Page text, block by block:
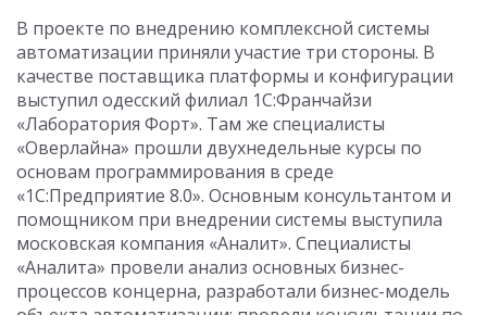
В проекте по внедрению комплексной системы
автоматизации приняли участие три стороны. В
качестве поставщика платформы и конфигурации
выступил одесский филиал 1С:Франчайзи
«Лаборатория Форт». Там же специалисты
«Оверлайна» прошли двухнедельные курсы по
основам программирования в среде
«1С:Предприятие 8.0». Основным консультантом и
помощником при внедрении системы выступила
московская компания «Аналит». Специалисты
«Аналита» провели анализ основных бизнес-
процессов концерна, разработали бизнес-модель